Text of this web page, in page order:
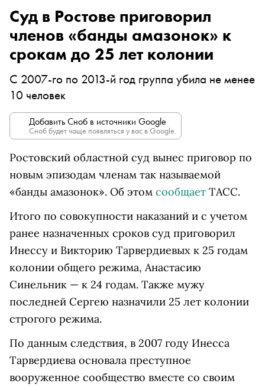
Суд в Ростове приговорил
членов «банды амазонок» к
срокам до 25 лет колонии
С 2007-го по 2013-й год группа убила не менее
10 человек
Добавить Сноб в источники Google
Сноб будет чаще появляться у вас в Google.
Ростовский областной суд вынес приговор по
новым эпизодам членам так называемой
«банды амазонок». Об этом сообщает ТАСС.
Итого по совокупности наказаний и с учетом
ранее назначенных сроков суд приговорил
Инессу и Викторию Тарвердиевых к 25 годам
колонии общего режима, Анастасию
Синельник — к 24 годам. Также мужу
последней Сергею назначили 25 лет колонии
строгого режима.
По данным следствия, в 2007 году Инесса
Тарвердиева основала преступное
вооруженное сообщество вместе со своим